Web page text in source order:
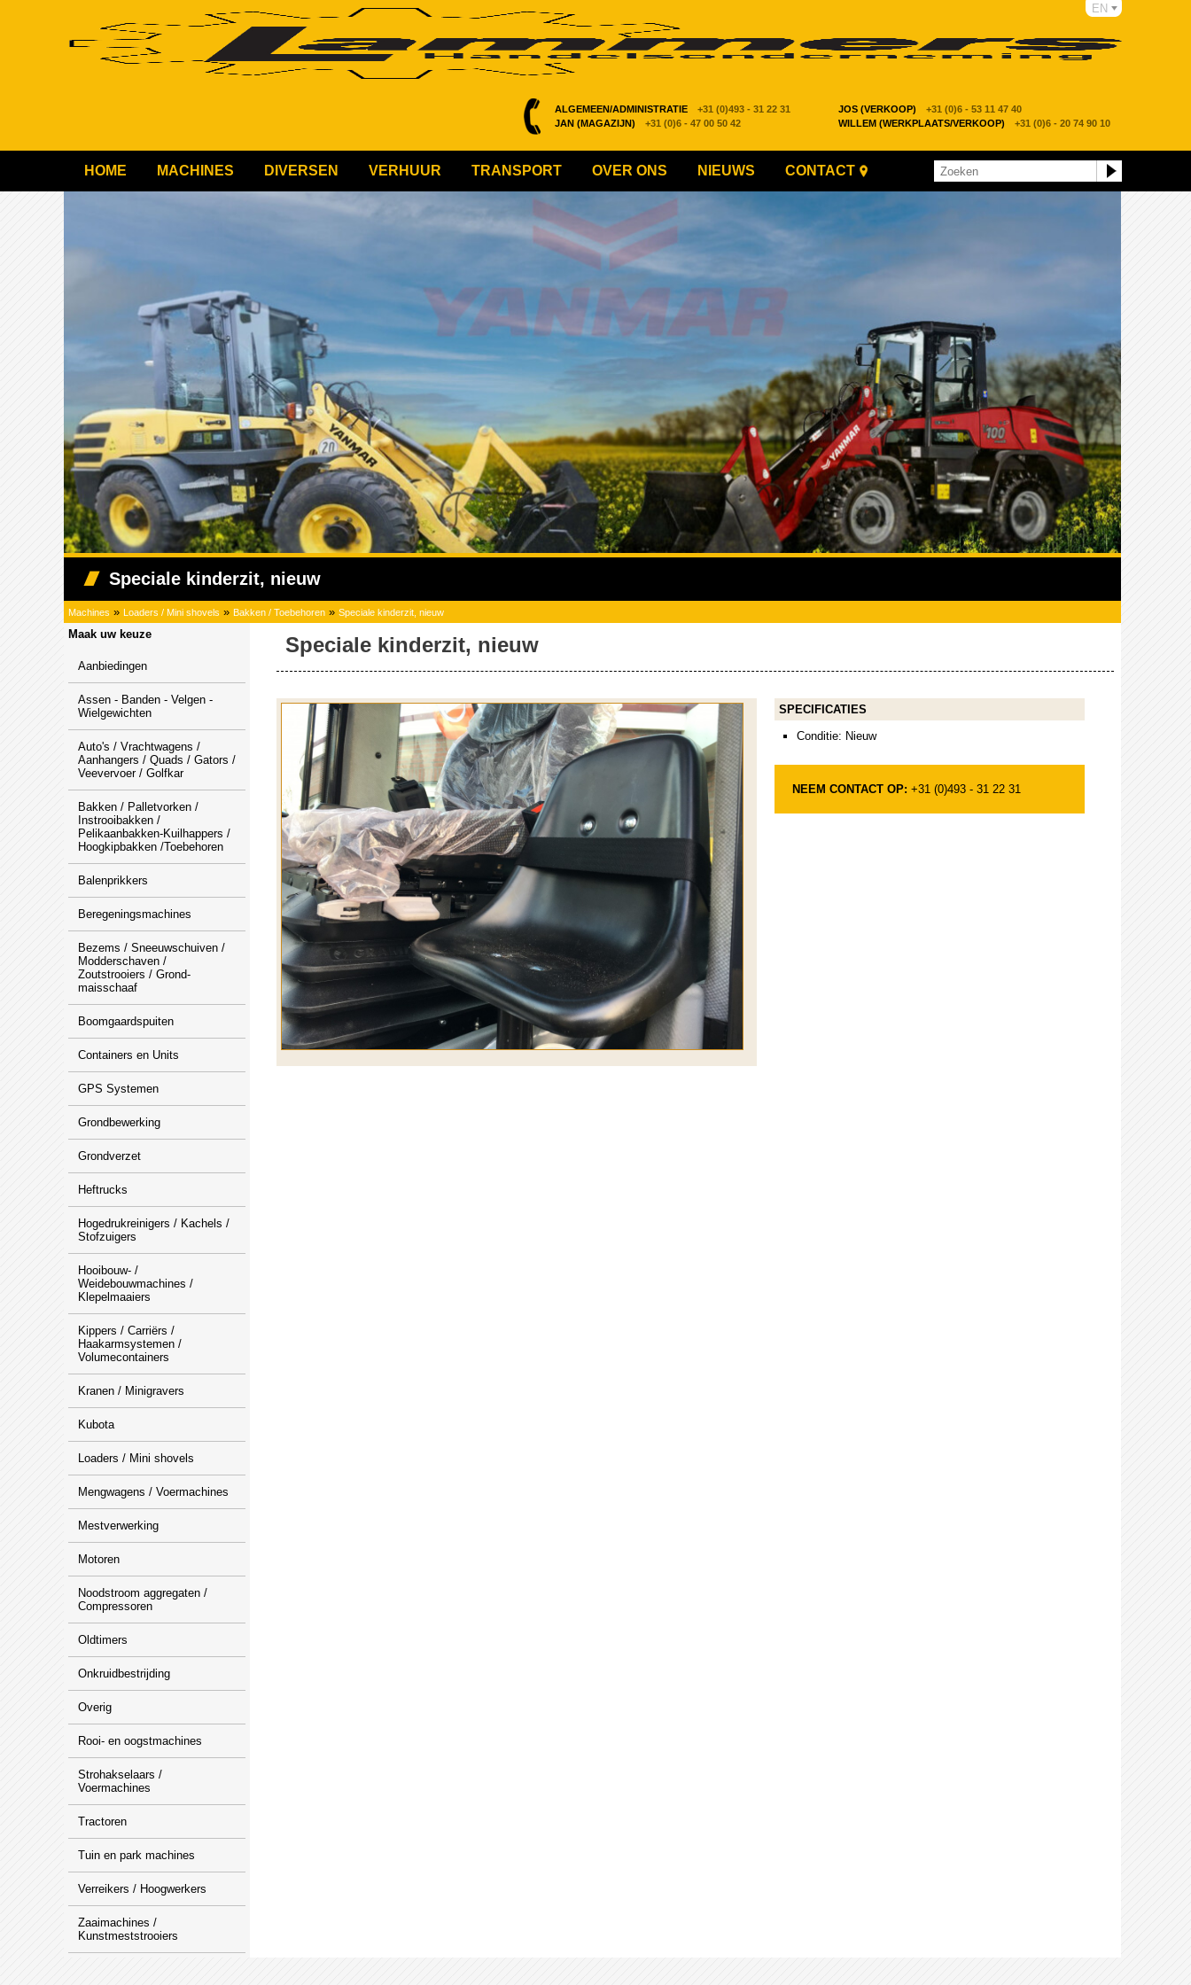
ALGEMEEN/ADMINISTRATIE +31 (0)493 - 31 22 31 JOS (VERKOOP)
+31 (0)6 - 53 11 47 40
JAN (MAGAZIJN)
+31 (0)6 - 47 00 50 42 WILLEM (WERKPLAATS/VERKOOP) +31 (0)6 - 20 74 90 10
EN
HOME MACHINES DIVERSEN VERHUUR TRANSPORT OVER ONS NIEUWS CONTACT
Speciale kinderzit, nieuw
Machines » Loaders / Mini shovels » Bakken / Toebehoren » Speciale kinderzit, nieuw
Maak uw keuze
Aanbiedingen
Assen - Banden - Velgen -
Wielgewichten
Auto's / Vrachtwagens /
Aanhangers / Quads / Gators /
Veevervoer / Golfkar
Bakken / Palletvorken /
Instrooibakken /
Pelikaanbakken-Kuilhappers /
Hoogkipbakken /Toebehoren
Balenprikkers
Beregeningsmachines
Bezems / Sneeuwschuiven /
Modderschaven /
Zoutstrooiers / Grond-
maisschaaf
Boomgaardspuiten
Containers en Units
GPS Systemen
Grondbewerking
Grondverzet
Heftrucks
Hogedrukreinigers / Kachels /
Stofzuigers
Hooibouw- /
Weidebouwmachines /
Klepelmaaiers
Kippers / Carriërs /
Haakarmsystemen /
Volumecontainers
Kranen / Minigravers
Kubota
Loaders / Mini shovels
Mengwagens / Voermachines
Mestverwerking
Motoren
Noodstroom aggregaten /
Compressoren
Oldtimers
Onkruidbestrijding
Overig
Rooi- en oogstmachines
Strohakselaars /
Voermachines
Tractoren
Tuin en park machines
Verreikers / Hoogwerkers
Zaaimachines /
Kunstmeststrooiers
Speciale kinderzit, nieuw
SPECIFICATIES
Conditie: Nieuw
NEEM CONTACT OP: +31 (0)493 - 31 22 31